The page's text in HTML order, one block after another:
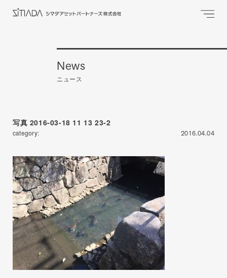
News
ニュース
写真 2016-03-18 11 13 23-2
category: 2016.04.04